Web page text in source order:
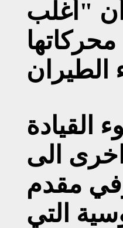
أن "أغلب
القيادة
الى
مقدم
التي